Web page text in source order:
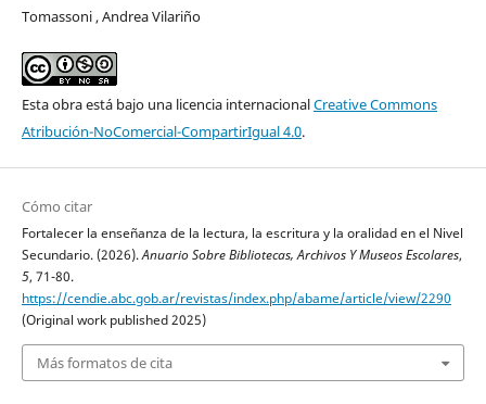
Tomassoni , Andrea Vilariño
Esta obra está bajo una licencia internacionalCreative Commons
Atribución-NoComercial-CompartirIgual 4.0.
Cómo citar
Fortalecer la enseñanza de la lectura, la escritura y la oralidad en el Nivel
Secundario. (2026).Anuario Sobre Bibliotecas, Archivos Y Museos Escolares,
5, 71-80.
https://cendie.abc.gob.ar/revistas/index.php/abame/article/view/2290
(Original work published 2025)
Más formatos de cita